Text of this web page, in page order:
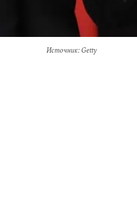
Источник: Getty